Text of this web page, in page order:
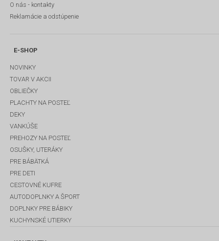
O nás - kontakty
Reklamácie a odstúpenie
E-SHOP
NOVINKY
TOVAR V AKCII
OBLIEČKY
PLACHTY NA POSTEĽ
DEKY
VANKÚŠE
PREHOZY NA POSTEĽ
OSUŠKY, UTERÁKY
PRE BÁBÄTKÁ
PRE DETI
CESTOVNÉ KUFRE
AUTODOPLNKY A ŠPORT
DOPLNKY PRE BÁBIKY
KUCHYNSKÉ UTIERKY